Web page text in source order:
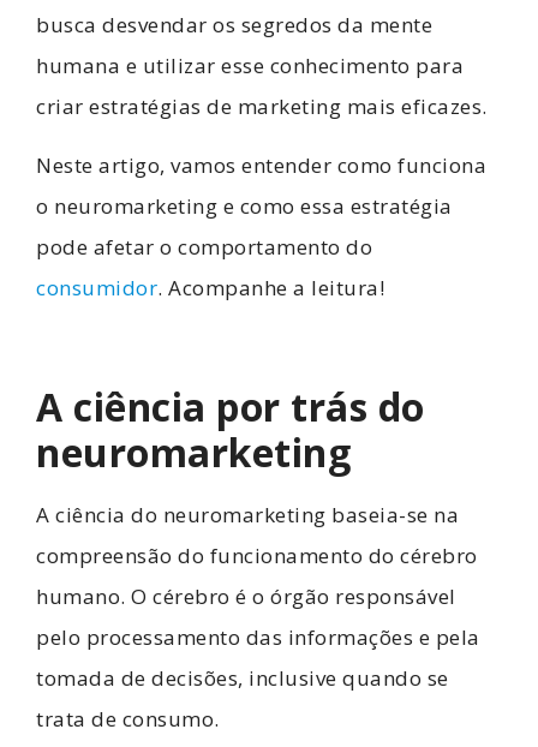
busca desvendar os segredos da mente
humana e utilizar esse conhecimento para
criar estratégias de marketing mais eficazes.
Neste artigo, vamos entender como funciona
o neuromarketing e como essa estratégia
pode afetar o comportamento do
consumidor. Acompanhe a leitura!
A ciência por trás do
neuromarketing
A ciência do neuromarketing baseia-se na
compreensão do funcionamento do cérebro
humano. O cérebro é o órgão responsável
pelo processamento das informações e pela
tomada de decisões, inclusive quando se
trata de consumo.